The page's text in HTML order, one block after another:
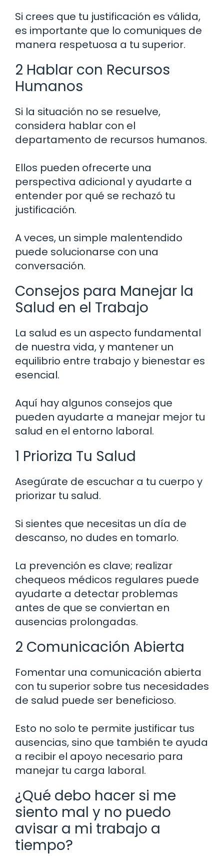
Si crees que tu justificación es válida,
es importante que lo comuniques de
manera respetuosa a tu superior.
2 Hablar con Recursos
Humanos
Si la situación no se resuelve,
considera hablar con el
departamento de recursos humanos.
Ellos pueden ofrecerte una
perspectiva adicional y ayudarte a
entender por qué se rechazó tu
justificación.
A veces, un simple malentendido
puede solucionarse con una
conversación.
Consejos para Manejar la
Salud en el Trabajo
La salud es un aspecto fundamental
de nuestra vida, y mantener un
equilibrio entre trabajo y bienestar es
esencial.
Aquí hay algunos consejos que
pueden ayudarte a manejar mejor tu
salud en el entorno laboral.
1 Prioriza Tu Salud
Asegúrate de escuchar a tu cuerpo y
priorizar tu salud.
Si sientes que necesitas un día de
descanso, no dudes en tomarlo.
La prevención es clave; realizar
chequeos médicos regulares puede
ayudarte a detectar problemas
antes de que se conviertan en
ausencias prolongadas.
2 Comunicación Abierta
Fomentar una comunicación abierta
con tu superior sobre tus necesidades
de salud puede ser beneficioso.
Esto no solo te permite justificar tus
ausencias, sino que también te ayuda
a recibir el apoyo necesario para
manejar tu carga laboral.
¿Qué debo hacer si me
siento mal y no puedo
avisar a mi trabajo a
tiempo?